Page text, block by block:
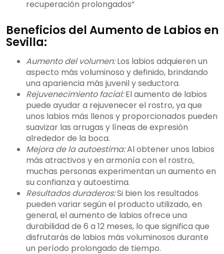
recuperación prolongados”
Beneficios del Aumento de Labios en
Sevilla:
Aumento del volumen:Los labios adquieren un
aspecto más voluminoso y definido, brindando
una apariencia más juvenil y seductora.
Rejuvenecimiento facial:El aumento de labios
puede ayudar a rejuvenecer el rostro, ya que
unos labios más llenos y proporcionados pueden
suavizar las arrugas y líneas de expresión
alrededor de la boca.
Mejora de la autoestima:Al obtener unos labios
más atractivos y en armonía con el rostro,
muchas personas experimentan un aumento en
su confianza y autoestima.
Resultados duraderos:Si bien los resultados
pueden variar según el producto utilizado, en
general, el aumento de labios ofrece una
durabilidad de 6 a 12 meses, lo que significa que
disfrutarás de labios más voluminosos durante
un período prolongado de tiempo.